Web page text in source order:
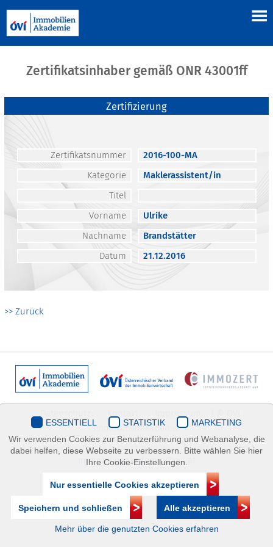
Zertifikatsinhaber gemäß ONR 43001ff
Zertifizierung
Zertifikatsnummer
2016-100-MA
Kategorie
Maklerassistent/in
Titel
Vorname
Ulrike
Nachname
Brandstätter
Datum
21.12.2016
>> Zurück
Immobilienakademie
Mariahilfer Straße 116/2.OG/2 1070 Wien | +43(1)505 32 50 |
immobilienakademie@ovi.at
ESSENTIELL STATISTIK
MARKETING
Wir verwenden Cookies zur Benutzerführung und Webanalyse, die
dabei helfen, diese Webseite zu verbessern. Bitte wählen Sie hier
Ihre Cookie-Einstellungen.
Nur essentielle Cookies akzeptieren
Speichern und schließen Alle akzeptieren
Mehr über die genutzten Cookies erfahren